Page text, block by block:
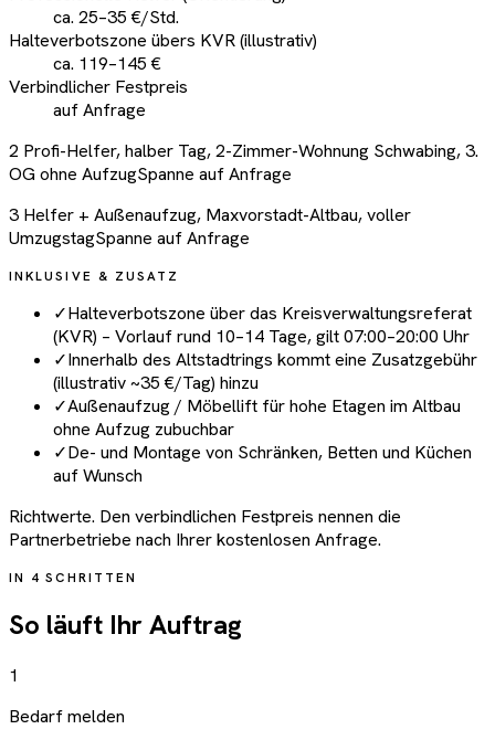
ca. 25–35 €/Std.
Halteverbotszone übers KVR (illustrativ)
ca. 119–145 €
Verbindlicher Festpreis
auf Anfrage
2 Profi-Helfer, halber Tag, 2-Zimmer-Wohnung Schwabing, 3.
OG ohne AufzugSpanne auf Anfrage
3 Helfer + Außenaufzug, Maxvorstadt-Altbau, voller
UmzugstagSpanne auf Anfrage
INKLUSIVE & ZUSATZ
✓Halteverbotszone über das Kreisverwaltungsreferat
(KVR) – Vorlauf rund 10–14 Tage, gilt 07:00–20:00 Uhr
✓Innerhalb des Altstadtrings kommt eine Zusatzgebühr
(illustrativ ~35 €/Tag) hinzu
✓Außenaufzug / Möbellift für hohe Etagen im Altbau
ohne Aufzug zubuchbar
✓De- und Montage von Schränken, Betten und Küchen
auf Wunsch
Richtwerte. Den verbindlichen Festpreis nennen die
Partnerbetriebe nach Ihrer kostenlosen Anfrage.
IN 4 SCHRITTEN
So läuft Ihr Auftrag
1
Bedarf melden